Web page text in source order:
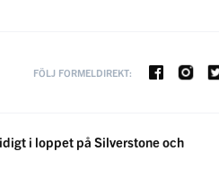
FÖLJ FORMELDIREKT:
i loppet på Silverstone och